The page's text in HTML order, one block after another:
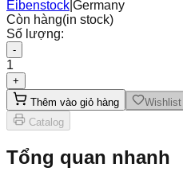
Eibenstock Germany
Còn hàng(in stock)
Số lượng:
-
1
+
Thêm vào giỏ hàng
Wishlist
Catalog
Tổng quan nhanh